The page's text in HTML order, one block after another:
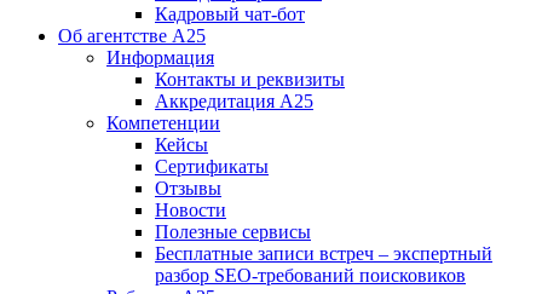
Кадровый чат-бот
Об агентстве А25
Информация
Контакты и реквизиты
Аккредитация А25
Компетенции
Кейсы
Сертификаты
Отзывы
Новости
Полезные сервисы
Бесплатные записи встреч – экспертный
разбор SEO-требований поисковиков